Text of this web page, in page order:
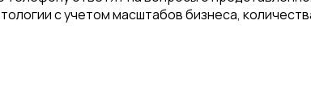
с учетом масштабов бизнеса,